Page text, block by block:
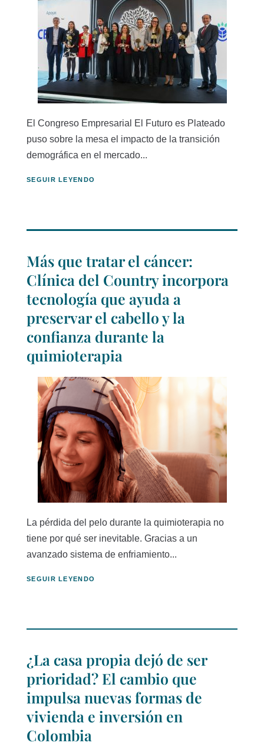
El Congreso Empresarial El Futuro es Plateado
puso sobre la mesa el impacto de la transición
demográfica en el mercado...
SEGUIR LEYENDO
Más que tratar el cáncer:
Clínica del Country incorpora
tecnología que ayuda a
preservar el cabello y la
confianza durante la
quimioterapia
La pérdida del pelo durante la quimioterapia no
tiene por qué ser inevitable. Gracias a un
avanzado sistema de enfriamiento...
SEGUIR LEYENDO
¿La casa propia dejó de ser
prioridad? El cambio que
impulsa nuevas formas de
vivienda e inversión en
Colombia